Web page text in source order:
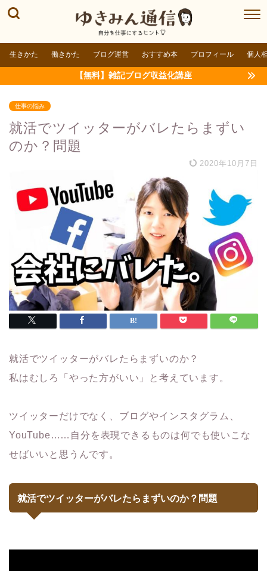
生きかた 働きかた ブログ運営 おすすめ本 プロフィール 個人
【無料】雑記ブログ収益化講座
仕事の悩み
就活でツイッターがバレたらまずい
のか？問題
2020年10月7日
就活でツイッターがバレたらまずいのか？
私はむしろ「やった方がいい」と考えています。
ツイッターだけでなく、ブログやインスタグラム、
YouTube……自分を表現できるものは何でも使いこな
せばいいと思うんです。
就活でツイッターがバレたらまずいのか？問題